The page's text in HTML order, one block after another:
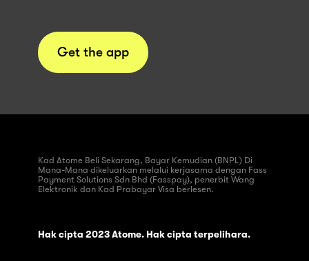
Get the app
Kad Atome Beli Sekarang, Bayar Kemudian (BNPL) Di
Mana-Mana dikeluarkan melalui kerjasama dengan Fass
Payment Solutions Sdn Bhd (Fasspay), penerbit Wang
Elektronik dan Kad Prabayar Visa berlesen.
Hak cipta 2023 Atome. Hak cipta terpelihara.